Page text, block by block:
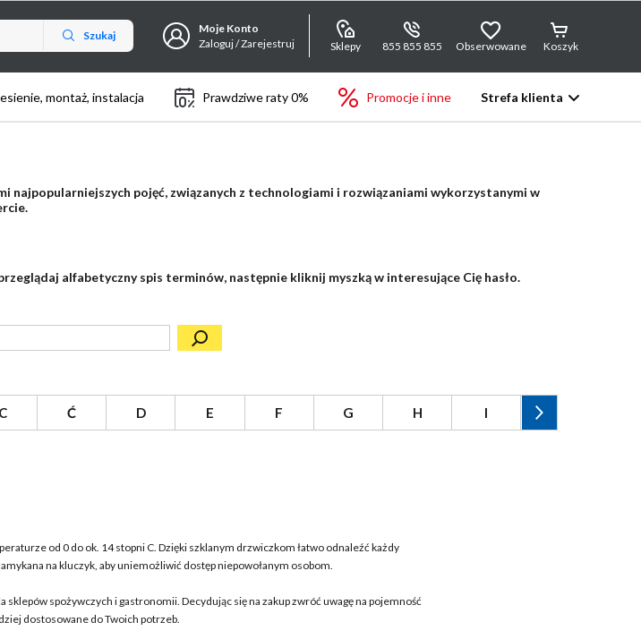
Szukaj
Moje Konto
Zaloguj / Zarejestruj
Sklepy 855 855 855 Obserwowane Koszyk
montaż, instalacja Prawdziwe raty 0% Promocje i inne Strefa klienta
najpopularniejszych pojęć, związanych z technologiami i rozwiązaniami wykorzystanymi w
alfabetyczny spis terminów, następnie kliknij myszką w interesujące Cię hasło.
C Ć D E F G H I
od 0 do ok. 14 stopni C. Dzięki szklanym drzwiczkom łatwo odnaleźć każdy
na kluczyk, aby uniemożliwić dostęp niepowołanym osobom.
spożywczych i gastronomii. Decydując się na zakup zwróć uwagę na pojemność
dostosowane do Twoich potrzeb.